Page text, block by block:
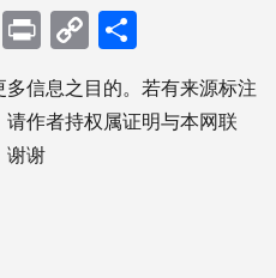
Google
PrintCopy
Link享
信息之目的。若有来源标注
作者持权属证明与本网联
谢谢